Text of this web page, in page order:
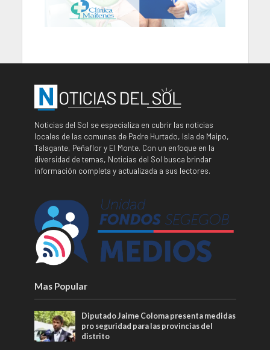
Noticias del Sol se especializa en cubrir las noticias
locales de las comunas de Padre Hurtado, Isla de Maipo,
Talagante, Peñaflor y El Monte. Con un enfoque en la
diversidad de temas, Noticias del Sol busca brindar
información completa y actualizada a sus lectores.
Mas Popular
Diputado Jaime Coloma presenta medidas
pro seguridad para las provincias del
distrito